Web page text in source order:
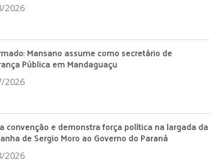
2026
Mansano assume como secretário de
Pública em Mandaguaçu
2026
convenção e demonstra força política na largada da
de Sergio Moro ao Governo do Paraná
2026